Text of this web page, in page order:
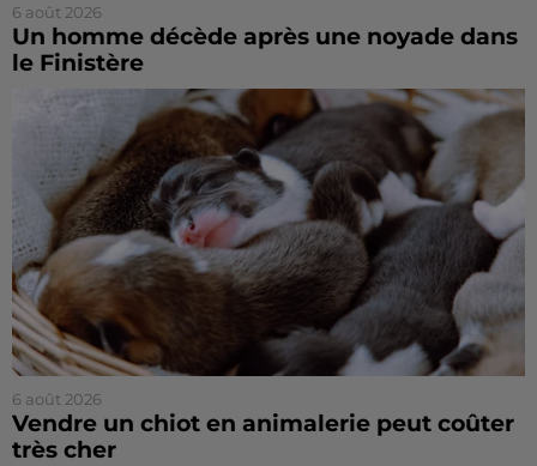
6 août 2026
Un homme décède après une noyade dans
le Finistère
6 août 2026
Vendre un chiot en animalerie peut coûter
très cher